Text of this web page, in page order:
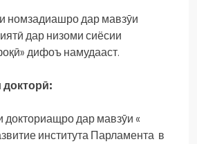
номзадиашро дар мавзӯи
дар низоми сиёсии
дифоъ намудааст.
докториащро дар мавзӯи «
института Парламента в